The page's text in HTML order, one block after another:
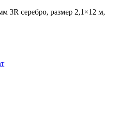
3R серебро, размер 2,1×12 м,